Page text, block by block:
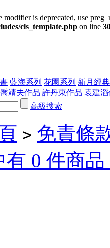
modifier is deprecated, use
cls_template.php on line
藍海系列 花園系列 新月經
喬靖夫作品 許丹東作品 袁建
高級搜索
> 免責條
0 件商